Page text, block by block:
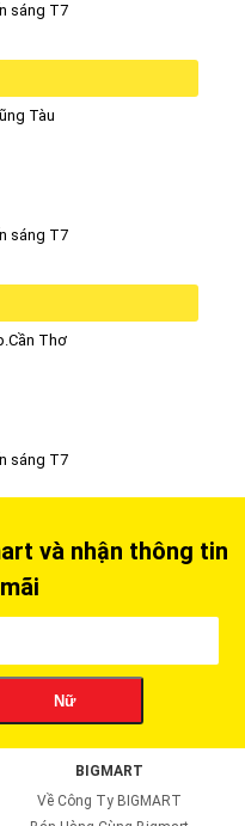
sáng T7
Tàu
sáng T7
Thơ
sáng T7
và nhận thông tin
Nữ
BIGMART
Về Công Ty BIGMART